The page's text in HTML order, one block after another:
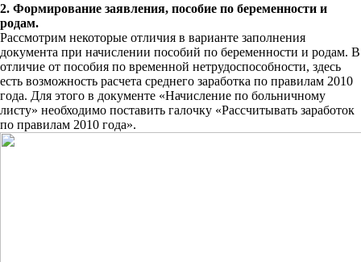
2. Формирование заявления, пособие по беременности и
родам.
Рассмотрим некоторые отличия в варианте заполнения
документа при начислении пособий по беременности и родам. В
отличие от пособия по временной нетрудоспособности, здесь
есть возможность расчета среднего заработка по правилам 2010
года. Для этого в документе «Начисление по больничному
листу» необходимо поставить галочку «Рассчитывать заработок
по правилам 2010 года».